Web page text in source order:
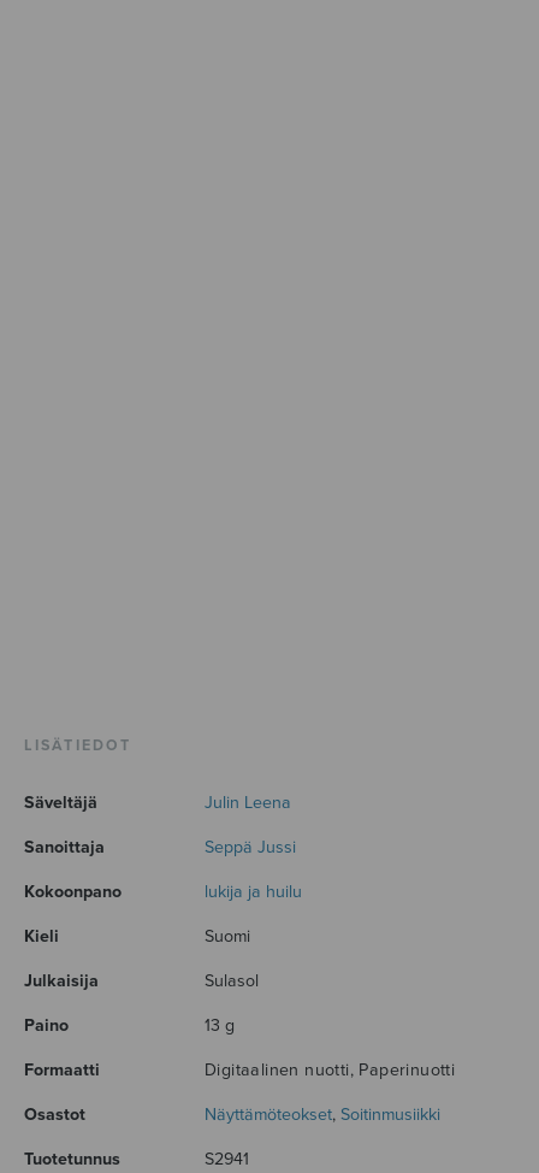
LISÄTIEDOT
Säveltäjä Julin Leena
Sanoittaja Seppä Jussi
Kokoonpano lukija ja huilu
Kieli Suomi
Julkaisija Sulasol
Paino 13 g
Formaatti Digitaalinen nuotti, Paperinuotti
Osastot Näyttämöteokset, Soitinmusiikki
Tuotetunnus S2941